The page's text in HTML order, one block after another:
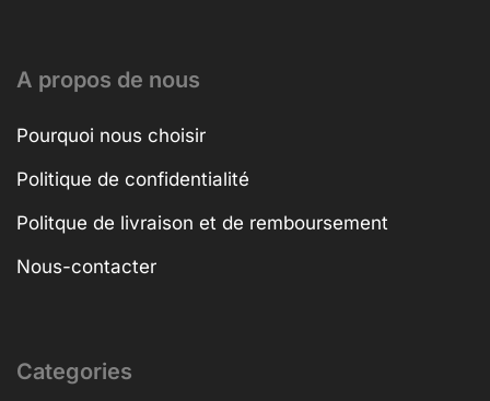
A propos de nous
Pourquoi nous choisir
Politique de confidentialité
Politque de livraison et de remboursement
Nous-contacter
Categories